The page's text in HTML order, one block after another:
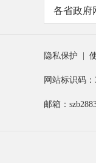
各省政府
隐私保护
网站标识码：
邮箱：